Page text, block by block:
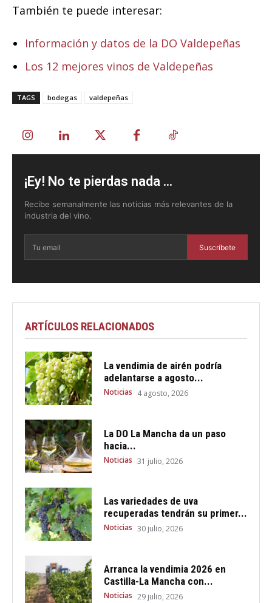
También te puede interesar:
Información y datos de la DO Valdepeñas
Los 12 mejores vinos de Valdepeñas
TAGS bodegas valdepeñas
¡Ey! No te pierdas nada ...
Recibe semanalmente las noticias más relevantes de la
industria del vino.
Suscríbete
ARTÍCULOS RELACIONADOS
La vendimia de airén podría
adelantarse a agosto...
Noticias 4 agosto, 2026
La DO La Mancha da un paso
hacia...
Noticias 31 julio, 2026
Las variedades de uva
recuperadas tendrán su primer...
Noticias 30 julio, 2026
Arranca la vendimia 2026 en
Castilla-La Mancha con...
Noticias 29 julio, 2026